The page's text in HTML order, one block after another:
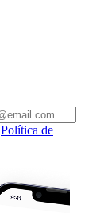
Política de